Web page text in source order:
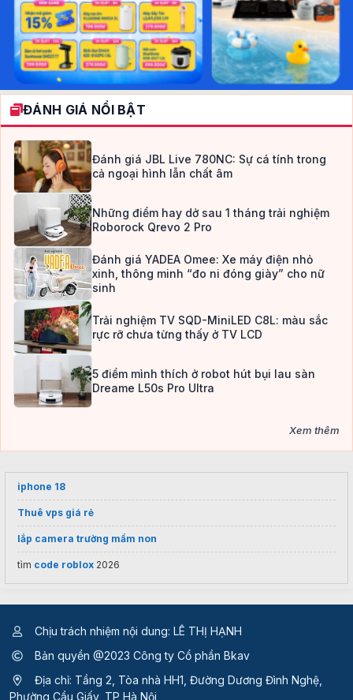
ĐÁNH GIÁ NỔI BẬT
Đánh giá JBL Live 780NC: Sự cá tính trong
cả ngoại hình lẫn chất âm
Những điểm hay dở sau 1 tháng trải nghiệm
Roborock Qrevo 2 Pro
Đánh giá YADEA Omee: Xe máy điện nhỏ
xinh, thông minh “đo ni đóng giày” cho nữ
sinh
Trải nghiệm TV SQD-MiniLED C8L: màu sắc
rực rỡ chưa từng thấy ở TV LCD
5 điểm mình thích ở robot hút bụi lau sàn
Dreame L50s Pro Ultra
Xem thêm
iphone 18
Thuê vps giá rẻ
lắp camera trường mầm non
tìm code roblox 2026
Chịu trách nhiệm nội dung: LÊ THỊ HẠNH
Bản quyền @2023 Công ty Cổ phần Bkav
Địa chỉ: Tầng 2, Tòa nhà HH1, Đường Dương Đình Nghệ,
Phường Cầu Giấy, TP Hà Nội